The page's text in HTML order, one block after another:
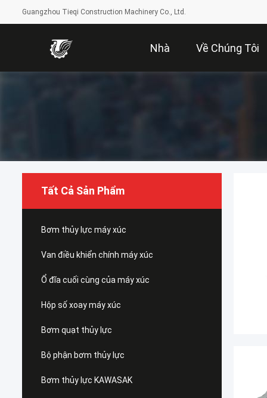
Guangzhou Tieqi Construction Machinery Co., Ltd.
Nhà Về Chúng Tôi
Tất Cả Sản Phẩm
Bơm thủy lực máy xúc
Van điều khiển chính máy xúc
Ổ đĩa cuối cùng của máy xúc
Hộp số xoay máy xúc
Bơm quạt thủy lực
Bộ phận bơm thủy lực
Bơm thủy lực KAWASAK